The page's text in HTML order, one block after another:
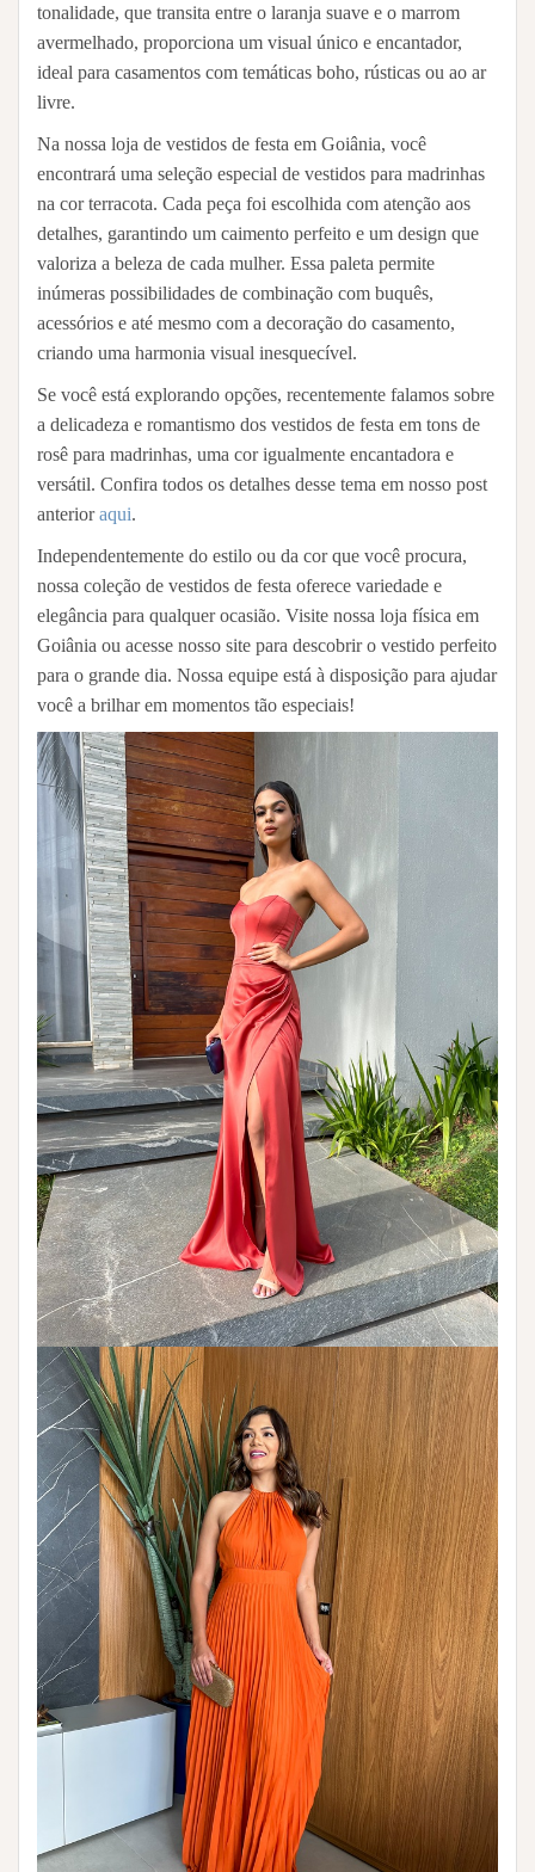
tonalidade, que transita entre o laranja suave e o marrom
avermelhado, proporciona um visual único e encantador,
ideal para casamentos com temáticas boho, rústicas ou ao ar
livre.
Na nossa loja de vestidos de festa em Goiânia, você
encontrará uma seleção especial de vestidos para madrinhas
na cor terracota. Cada peça foi escolhida com atenção aos
detalhes, garantindo um caimento perfeito e um design que
valoriza a beleza de cada mulher. Essa paleta permite
inúmeras possibilidades de combinação com buquês,
acessórios e até mesmo com a decoração do casamento,
criando uma harmonia visual inesquecível.
Se você está explorando opções, recentemente falamos sobre
a delicadeza e romantismo dos vestidos de festa em tons de
rosê para madrinhas, uma cor igualmente encantadora e
versátil. Confira todos os detalhes desse tema em nosso post
anterioraqui.
Independentemente do estilo ou da cor que você procura,
nossa coleção de vestidos de festa oferece variedade e
elegância para qualquer ocasião. Visite nossa loja física em
Goiânia ou acesse nosso site para descobrir o vestido perfeito
para o grande dia. Nossa equipe está à disposição para ajudar
você a brilhar em momentos tão especiais!